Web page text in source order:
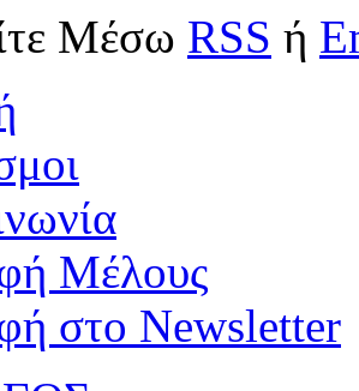
Μέσω RSS ή
Μέλους
στο Newsletter